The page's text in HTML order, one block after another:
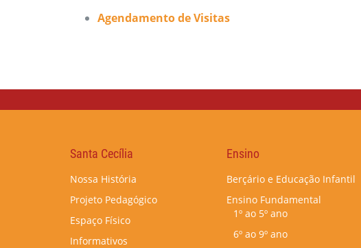
Agendamento de Visitas
Santa Cecília
Nossa História
Projeto Pedagógico
Espaço Físico
Informativos
Ensino
Berçário e Educação Infantil
Ensino Fundamental
1º ao 5º ano
6º ao 9º ano